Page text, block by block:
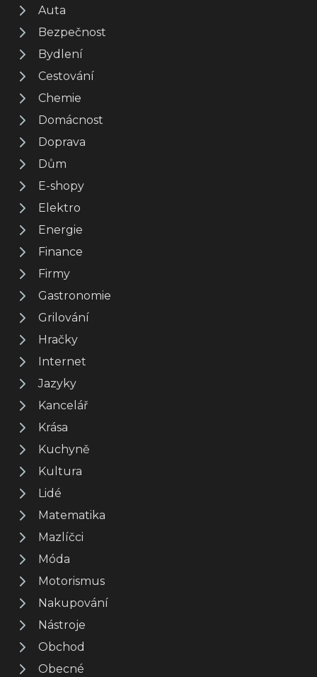
Auta
Bezpečnost
Bydlení
Cestování
Chemie
Domácnost
Doprava
Dům
E-shopy
Elektro
Energie
Finance
Firmy
Gastronomie
Grilování
Hračky
Internet
Jazyky
Kancelář
Krása
Kuchyně
Kultura
Lidé
Matematika
Mazlíčci
Móda
Motorismus
Nakupování
Nástroje
Obchod
Obecné